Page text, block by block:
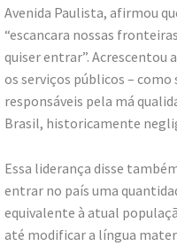
Avenida Paulista, afirmou
“escancara nossas
quiser entrar”. Acrescentou
os serviços públicos –
responsáveis pela má
Brasil, historicamente
Essa liderança disse
entrar no país uma
equivalente à atual
até modificar a língua